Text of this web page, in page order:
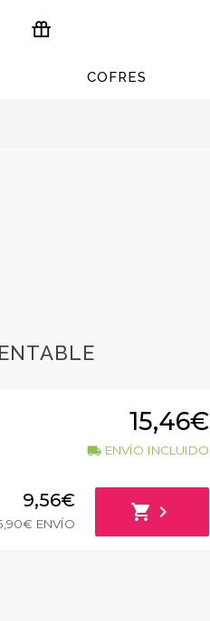
ESTUCHES Y REGALOS
COFRES
15,46€
local_shipping ENVÍO INCLUIDO
9,56€
ENVÍO
shopping_cart chevron_right